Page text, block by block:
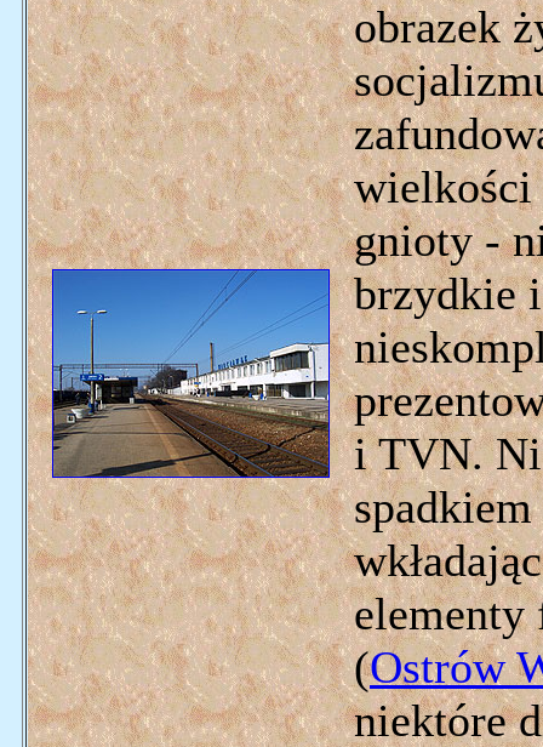
obrazek
wielkości
gnioty -
brzydkie
i TVN.
spadkiem
elementy
(Ostrów
niektóre